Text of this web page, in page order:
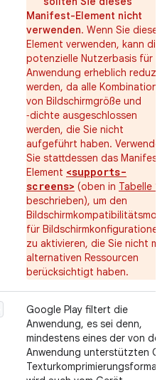
Manifest-Element nicht
verwenden. Wenn Sie dieses
Element verwenden, kann die
potenzielle Nutzerbasis für
Anwendung erheblich
werden, da alle
von Bildschirmgröße und
‑dichte ausgeschlossen
werden, die Sie nicht
aufgeführt haben. Verwenden
Sie stattdessen das Manifest-
Element <supports-
screens> (oben in Tabelle 1
beschrieben), um den
für Bildschirmkonfigurationen
zu aktivieren, die Sie nicht mit
alternativen Ressourcen
berücksichtigt haben.
Google Play filtert die
Anwendung, es sei denn,
mindestens eines der von der
Anwendung unterstützten
Texturkomprimierungsformate